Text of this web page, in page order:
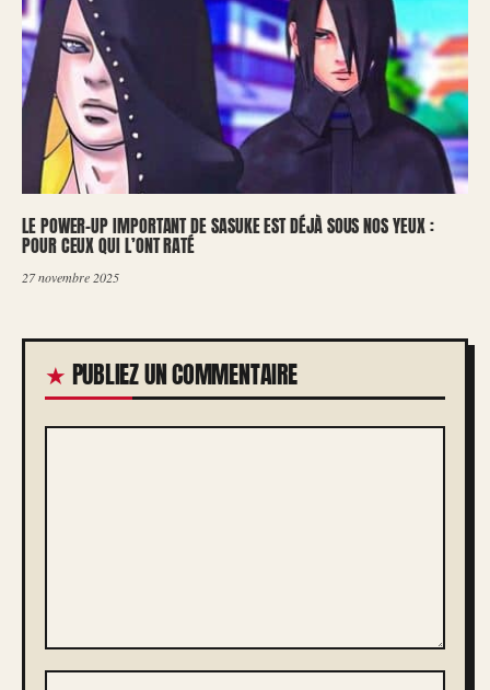
LE POWER-UP IMPORTANT DE SASUKE EST DÉJÀ SOUS NOS YEUX :
POUR CEUX QUI L’ONT RATÉ
27 novembre 2025
PUBLIEZ UN COMMENTAIRE
COMMENTAIRE
NOM